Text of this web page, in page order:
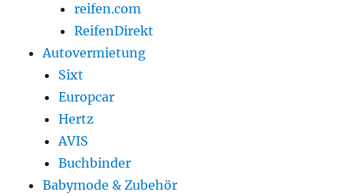
reifen.com
ReifenDirekt
Autovermietung
Sixt
Europcar
Hertz
AVIS
Buchbinder
Babymode & Zubehör